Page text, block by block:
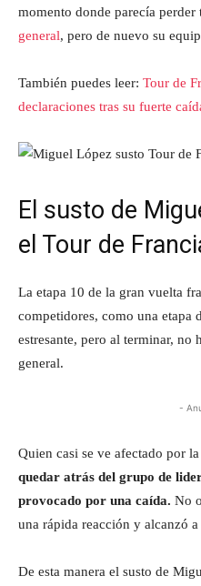
momento donde parecía perder
general, pero de nuevo su
También puedes leer: Tour de
declaraciones tras su fuerte
El susto de
el Tour de
La etapa 10 de la gran vuelta
competidores, como una etapa
estresante, pero al terminar, no
general.
-
Quien casi se ve afectado por
quedar atrás del grupo de
provocado por una caída. No
una rápida reacción y alcanzó
De esta manera el susto de